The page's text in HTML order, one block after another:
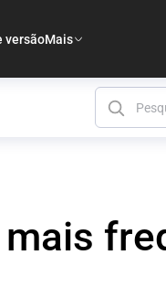
versãoMais